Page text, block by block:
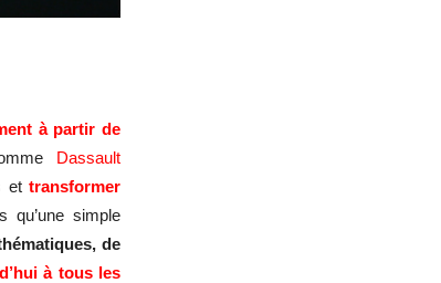
à partir de
Dassault
ettransformer
qu’une simple
de
à tous les